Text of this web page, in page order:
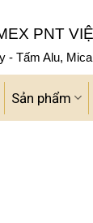
PNT
- Tấm Alu,
Sản phẩm